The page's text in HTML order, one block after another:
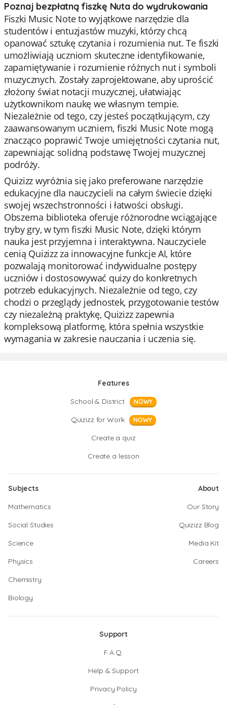
Poznaj bezpłatną fiszkę Nuta do wydrukowania
Fiszki Music Note to wyjątkowe narzędzie dla
studentów i entuzjastów muzyki, którzy chcą
opanować sztukę czytania i rozumienia nut. Te fiszki
umożliwiają uczniom skuteczne identyfikowanie,
zapamiętywanie i rozumienie różnych nut i symboli
muzycznych. Zostały zaprojektowane, aby uprościć
złożony świat notacji muzycznej, ułatwiając
użytkownikom naukę we własnym tempie.
Niezależnie od tego, czy jesteś początkującym, czy
zaawansowanym uczniem, fiszki Music Note mogą
znacząco poprawić Twoje umiejętności czytania nut,
zapewniając solidną podstawę Twojej muzycznej
podróży.
Quizizz wyróżnia się jako preferowane narzędzie
edukacyjne dla nauczycieli na całym świecie dzięki
swojej wszechstronności i łatwości obsługi.
Obszerna biblioteka oferuje różnorodne wciągające
tryby gry, w tym fiszki Music Note, dzięki którym
nauka jest przyjemna i interaktywna. Nauczyciele
cenią Quizizz za innowacyjne funkcje AI, które
pozwalają monitorować indywidualne postępy
uczniów i dostosowywać quizy do konkretnych
potrzeb edukacyjnych. Niezależnie od tego, czy
chodzi o przeglądy jednostek, przygotowanie testów
czy niezależną praktykę, Quizizz zapewnia
kompleksową platformę, która spełnia wszystkie
wymagania w zakresie nauczania i uczenia się.
Features
School & District
NOWY
Quizizz for Work NOWY
Create a quiz
Create a lesson
Subjects
Mathematics
Social Studies
Science
Physics
Chemistry
Biology
About
Our Story
Quizizz Blog
Media Kit
Careers
Support
F.A.Q.
Help & Support
Privacy Policy